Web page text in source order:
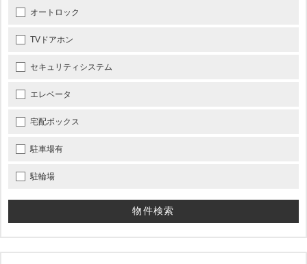
オートロック
TVドアホン
セキュリティシステム
エレベータ
宅配ボックス
駐車場有
駐輪場